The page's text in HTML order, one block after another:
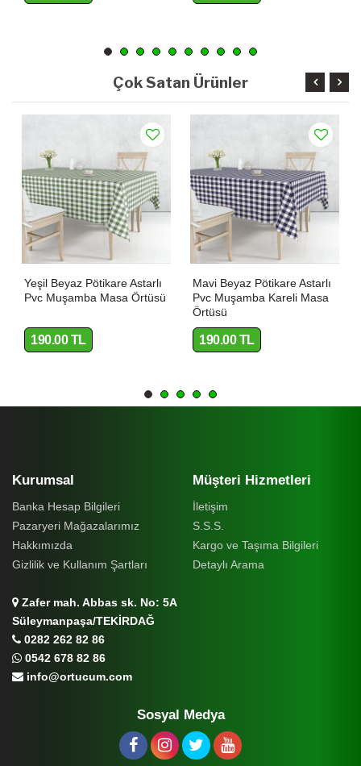
Çok Satan Ürünler
Yeşil Beyaz Pötikare Astarlı
Pvc Muşamba Masa Örtüsü
190.00 TL
Mavi Beyaz Pötikare Astarlı
Pvc Muşamba Kareli Masa
Örtüsü
190.00 TL
Kurumsal
Banka Hesap Bilgileri
Pazaryeri Mağazalarımız
Hakkımızda
Gizlilik ve Kullanım Şartları
Müşteri Hizmetleri
İletişim
S.S.S.
Kargo ve Taşıma Bilgileri
Detaylı Arama
Zafer mah. Abbas sk. No: 5A
Süleymanpaşa/TEKİRDAĞ
0282 262 82 86
0542 678 82 86
info@ortucum.com
Sosyal Medya